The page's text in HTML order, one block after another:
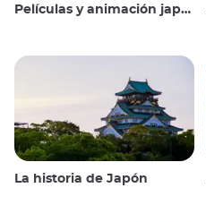
Películas y animación japonesas
La historia de Japón